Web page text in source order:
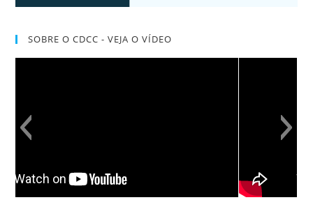
SOBRE O CDCC - VEJA O VÍDEO